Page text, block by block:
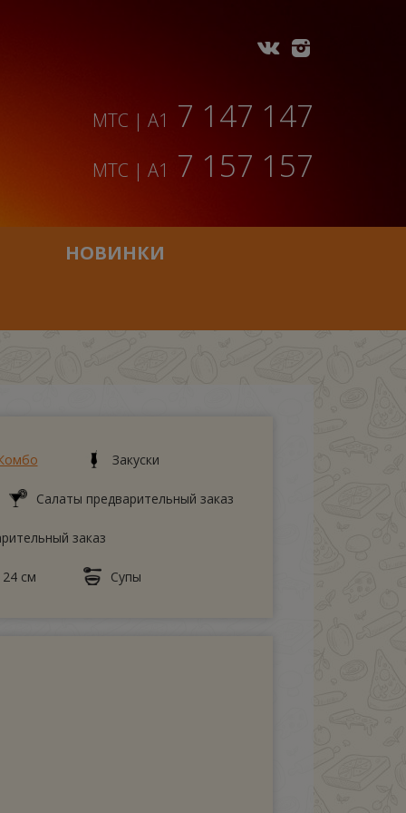
МТС | A1 7 147 147
МТС | A1 7 157 157
НОВИНКИ
Закуски
Салаты предварительный заказ
заказ
см Супы